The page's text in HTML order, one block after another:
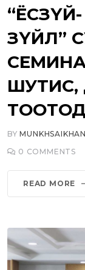
ЗҮЙЛ”
ШУТИС,
BY
0 COMMENTS
READ MORE